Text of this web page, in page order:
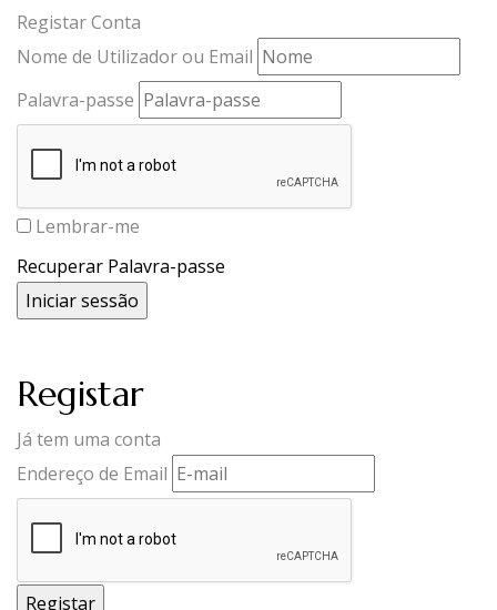
Registar Conta
Nome de Utilizador ou Email
Palavra-passe
Lembrar-me
Recuperar Palavra-passe
Registar
Já tem uma conta
Endereço de Email